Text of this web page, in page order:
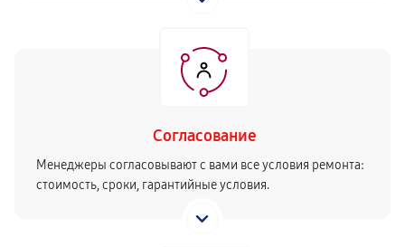
Согласование
Менеджеры согласовывают с вами все условия ремонта:
стоимость, сроки, гарантийные условия.